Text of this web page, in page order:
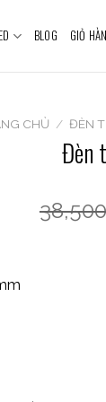
BLOG GIỎ
CHỦ / ĐÈN
Đèn